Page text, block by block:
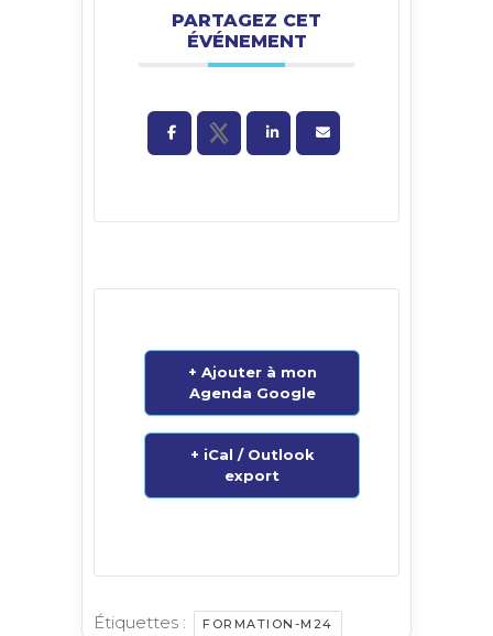
PARTAGEZ CET
ÉVÉNEMENT
+ Ajouter à mon
Agenda Google
+ iCal / Outlook
export
Étiquettes : FORMATION-M24